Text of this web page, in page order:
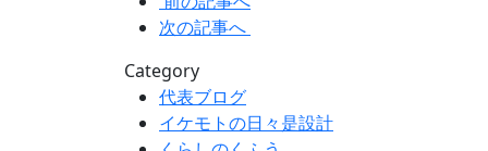
次の記事へ
Category
代表ブログ
イケモトの日々是設計